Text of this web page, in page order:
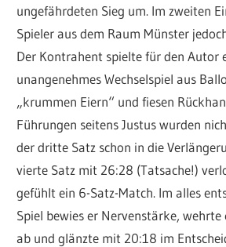
ungefährdeten Sieg um. Im zweiten
Spieler aus dem Raum Münster
Der Kontrahent spielte für den Autor
unangenehmes Wechselspiel aus
„krummen Eiern“ und fiesen
Führungen seitens Justus wurden
der dritte Satz schon in die
vierte Satz mit 26:28 (Tatsache!)
gefühlt ein 6-Satz-Match. Im alles
Spiel bewies er Nervenstärke,
ab und glänzte mit 20:18 im